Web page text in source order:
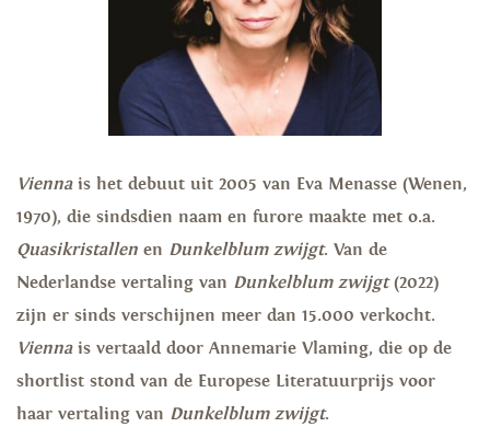
Vienna is het debuut uit 2005 van Eva Menasse (Wenen,
1970), die sindsdien naam en furore maakte met o.a.
Quasikristallen en Dunkelblum zwijgt. Van de
Nederlandse vertaling van Dunkelblum zwijgt(2022)
zijn er sinds verschijnen meer dan 15.000 verkocht.
Vienna is vertaald door Annemarie Vlaming, die op de
shortlist stond van de Europese Literatuurprijs voor
haar vertaling van Dunkelblum zwijgt.